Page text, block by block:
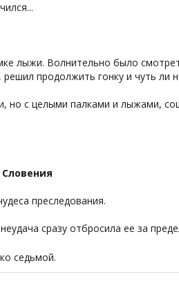
лыжи. Волнительно было
продолжить гонку и чуть ли
но с целыми палками и лыжами,
преследования.
сразу отбросила ее за
седьмой.